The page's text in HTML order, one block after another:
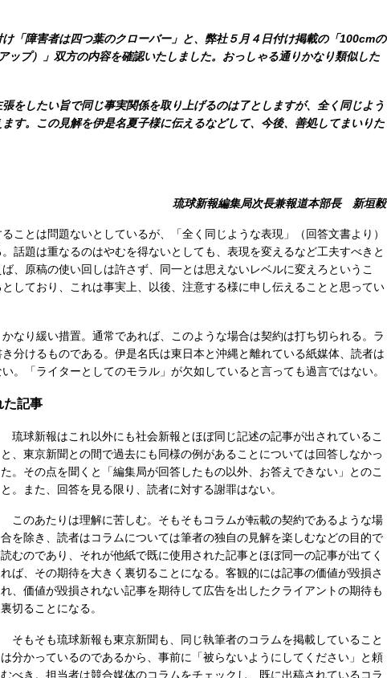
「障害者は四つ葉のクローバー」と、弊社５月４日付け掲載の「100cmの
ップ）」双方の内容を確認いたしました。おっしゃる通りかなり類似した
をしたい旨で同じ事実関係を取り上げるのは了としますが、全く同じよう
す。この見解を伊是名夏子様に伝えるなどして、今後、善処してまいりた
琉球新報編集局次長兼報道本部長 新垣毅
ことは問題ないとしているが、「全く同じような表現」（回答文書より）
話題は重なるのはやむを得ないとしても、表現を変えるなど工夫すべきと
、原稿の使い回しは許さず、同一とは思えないレベルに変えろというこ
しており、これは事実上、以後、注意する様に申し伝えることと思ってい
なり緩い措置。通常であれば、このような場合は契約は打ち切られる。ラ
分けるものである。伊是名氏は東日本と沖縄と離れている紙媒体、読者は
。「ライターとしてのモラル」が欠如していると言っても過言ではない。
た記事
琉球新報はこれ以外にも社会新報とほぼ同じ記述の記事が出されているこ
と、東京新聞との間で過去にも同様の例があることについては回答しなかっ
た。その点を聞くと「編集局が回答したもの以外、お答えできない」とのこ
と。また、回答を見る限り、読者に対する謝罪はない。
このあたりは理解に苦しむ。そもそもコラムが転載の契約であるような場
合を除き、読者はコラムについては筆者の独自の見解を楽しむなどの目的で
読むのであり、それが他紙で既に使用された記事とほぼ同一の記事が出てく
れば、その期待を大きく裏切ることになる。客観的には記事の価値が毀損さ
れ、価値が毀損されない記事を期待して広告を出したクライアントの期待も
裏切ることになる。
そもそも琉球新報も東京新聞も、同じ執筆者のコラムを掲載していること
は分かっているのであるから、事前に「被らないようにしてください」と頼
むべき。担当者は競合媒体のコラムをチェックし、既に出稿されているコラ